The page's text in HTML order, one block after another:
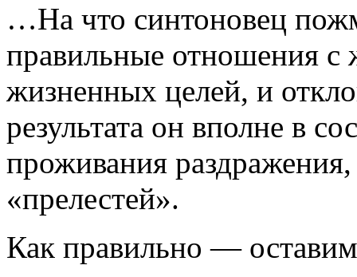
…На что синтоновец
правильные отношения с
жизненных целей, и
результата он вполне в
проживания
«прелестей».
Как правильно —